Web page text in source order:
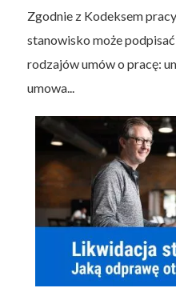
Zgodnie z Kodeksem
stanowisko może
rodzajów umów o pracę:
umowa...